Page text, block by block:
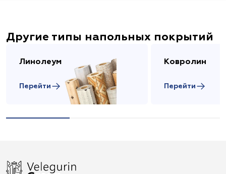
Другие типы напольных покрытий
Линолеум
Перейти
Ковролин
Перейти